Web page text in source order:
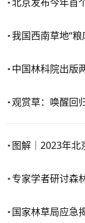
我国西南草地“
中国林科院出版
观赏草：唤醒回
图解｜2023年北
专家学者研讨森